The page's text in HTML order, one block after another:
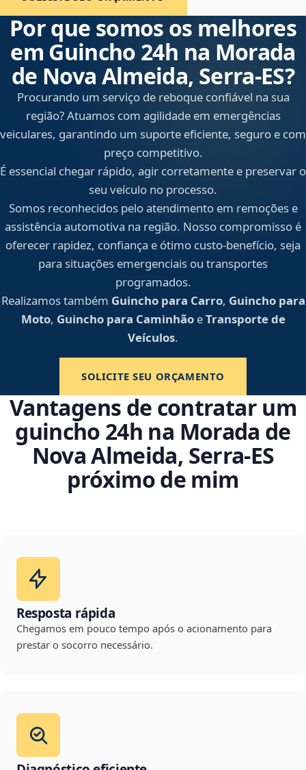
Por que somos os melhores
em Guincho 24h na Morada
de Nova Almeida, Serra‑ES?
Procurando um serviço de reboque confiável na sua
região? Atuamos com agilidade em emergências
veiculares, garantindo um suporte eficiente, seguro e com
preço competitivo.
É essencial chegar rápido, agir corretamente e preservar o
seu veículo no processo.
Somos reconhecidos pelo atendimento em remoções e
assistência automotiva na região. Nosso compromisso é
oferecer rapidez, confiança e ótimo custo-benefício, seja
para situações emergenciais ou transportes
programados.
Realizamos também Guincho para Carro, Guincho para
Moto, Guincho para CaminhãoeTransporte de
Veículos.
SOLICITE SEU ORÇAMENTO
Vantagens de contratar um
guincho 24h na Morada de
Nova Almeida, Serra‑ES
próximo de mim
Resposta rápida
Chegamos em pouco tempo após o acionamento para
prestar o socorro necessário.